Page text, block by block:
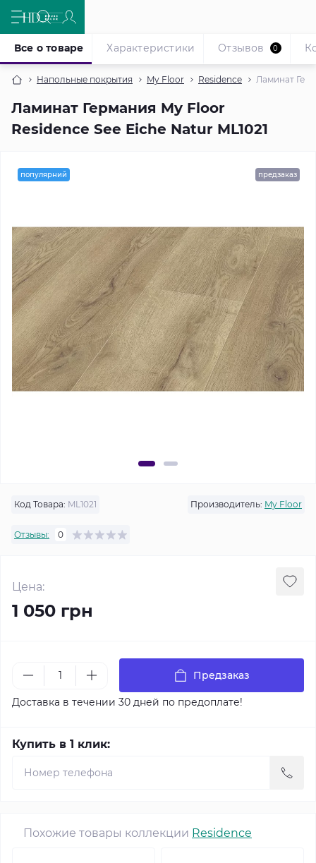
Напольные покрытия My Floor Residence Ламинат
Ламинат Германия My Floor
Residence See Eiche Natur ML1021
Все о товаре Характеристики Отзывов 0
популярний предзаказ
Код Товара: ML1021 Производитель: My Floor
Отзывы: 0
Цена:
1 050 грн
Предзаказ
Доставка в течении 30 дней по предоплате!
Купить в 1 клик:
Похожие товары коллекции Residence